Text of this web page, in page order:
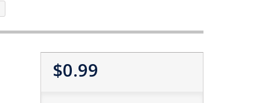
$0.99